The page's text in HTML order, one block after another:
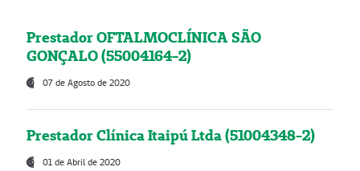
Prestador OFTALMOCLÍNICA SÃO
GONÇALO (55004164-2)
07 de Agosto de 2020
Prestador Clínica Itaipú Ltda (51004348-2)
01 de Abril de 2020